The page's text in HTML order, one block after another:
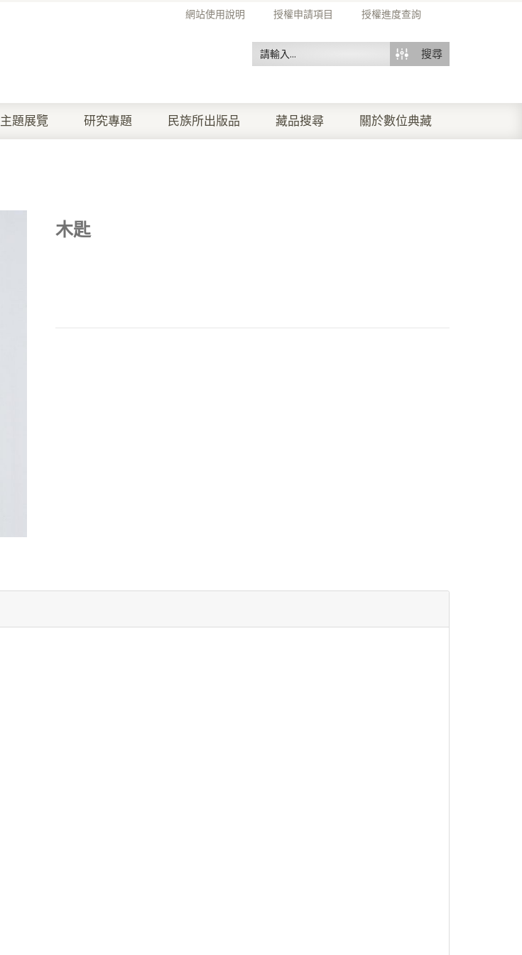
網站使用說明 授權申請項目 授權進度查詢
搜尋
主題展覽 研究專題 民族所出版品 藏品搜尋 關於數位典藏
木匙